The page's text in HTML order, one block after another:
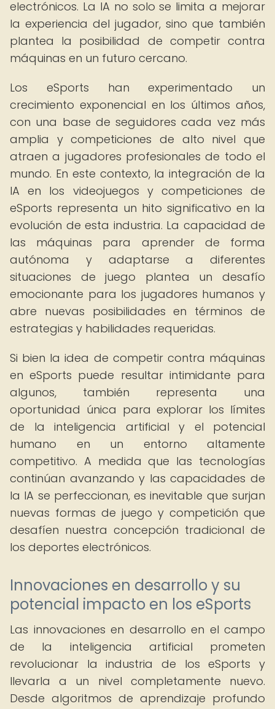
electrónicos. La IA no solo se limita a mejorar
la experiencia del jugador, sino que también
plantea la posibilidad de competir contra
máquinas en un futuro cercano.
Los eSports han experimentado un
crecimiento exponencial en los últimos años,
con una base de seguidores cada vez más
amplia y competiciones de alto nivel que
atraen a jugadores profesionales de todo el
mundo. En este contexto, la integración de la
IA en los videojuegos y competiciones de
eSports representa un hito significativo en la
evolución de esta industria. La capacidad de
las máquinas para aprender de forma
autónoma y adaptarse a diferentes
situaciones de juego plantea un desafío
emocionante para los jugadores humanos y
abre nuevas posibilidades en términos de
estrategias y habilidades requeridas.
Si bien la idea de competir contra máquinas
en eSports puede resultar intimidante para
algunos, también representa una
oportunidad única para explorar los límites
de la inteligencia artificial y el potencial
humano en un entorno altamente
competitivo. A medida que las tecnologías
continúan avanzando y las capacidades de
la IA se perfeccionan, es inevitable que surjan
nuevas formas de juego y competición que
desafíen nuestra concepción tradicional de
los deportes electrónicos.
Innovaciones en desarrollo y su
potencial impacto en los eSports
Las innovaciones en desarrollo en el campo
de la inteligencia artificial prometen
revolucionar la industria de los eSports y
llevarla a un nivel completamente nuevo.
Desde algoritmos de aprendizaje profundo